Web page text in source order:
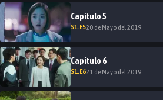
Capitulo5
S1.E520 de Mayo del 2019
Capitulo 6
S1.E621 de Mayo del 2019